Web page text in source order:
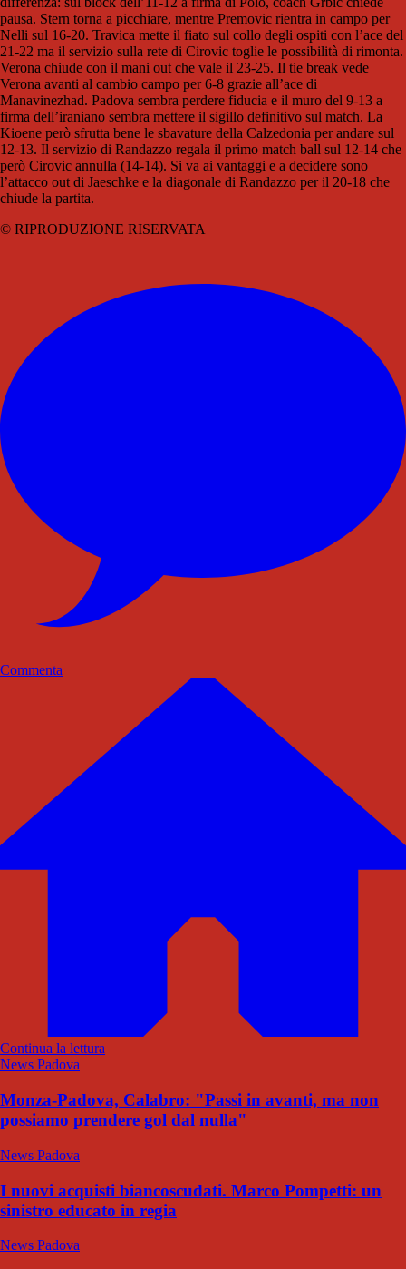
pausa. Stern torna a picchiare, mentre Premovic rientra in campo per
Nelli sul 16-20. Travica mette il fiato sul collo degli ospiti con l’ace del
21-22 ma il servizio sulla rete di Cirovic toglie le possibilità di rimonta.
Verona chiude con il mani out che vale il 23-25. Il tie break vede
Verona avanti al cambio campo per 6-8 grazie all’ace di
Manavinezhad. Padova sembra perdere fiducia e il muro del 9-13 a
firma dell’iraniano sembra mettere il sigillo definitivo sul match. La
Kioene però sfrutta bene le sbavature della Calzedonia per andare sul
12-13. Il servizio di Randazzo regala il primo match ball sul 12-14 che
però Cirovic annulla (14-14). Si va ai vantaggi e a decidere sono
l’attacco out di Jaeschke e la diagonale di Randazzo per il 20-18 che
chiude la partita.
© RIPRODUZIONE RISERVATA
Commenta
Continua la lettura
News Padova
Monza-Padova, Calabro: "Passi in avanti, ma non
possiamo prendere gol dal nulla"
News Padova
I nuovi acquisti biancoscudati. Marco Pompetti: un
sinistro educato in regia
News Padova